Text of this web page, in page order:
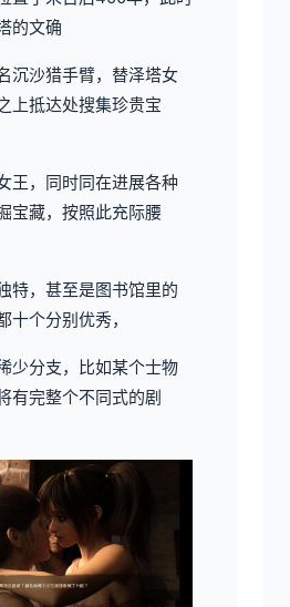
的文确
沉沙猎手臂，替泽塔女
上抵达处搜集珍贵宝
王，同时同在进展各种
宝藏，按照此充际腰
特，甚至是图书馆里的
十个分别优秀，
少分支，比如某个士物
有完整个不同式的剧